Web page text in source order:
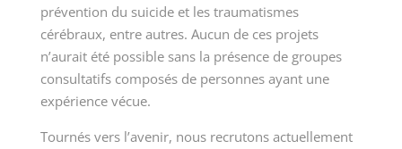
prévention du suicide et les traumatismes
cérébraux, entre autres. Aucun de ces projets
n’aurait été possible sans la présence de groupes
consultatifs composés de personnes ayant une
expérience vécue.
Tournés vers l’avenir, nous recrutons actuellement